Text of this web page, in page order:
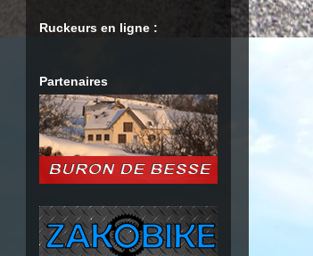
Ruckeurs en ligne :
Partenaires